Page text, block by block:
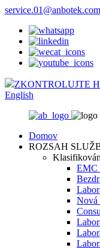
service.01@anbotek.com
ZKONTROLUJTE
English
Domov
ROZSAH
EMC
Nová